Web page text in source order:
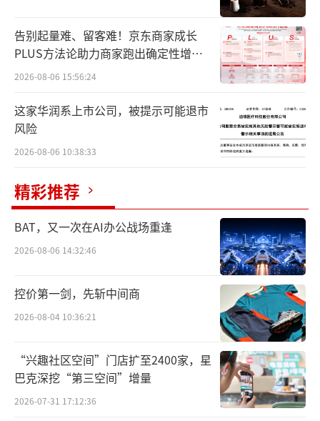
直在消化前两年的库存上花费了不小的功夫。2
024年，上汽集团全年累计批发销量达到401.3
万辆,终端交付量达到463.9万辆。而今年1-6
月，上汽集团整车批售205.3万辆，同比增长1
2.4%；上半年终端零售交付量更是高达220.7
万辆，位列行业第一。这意味着，可能在今年
三季度，上汽集团才真正将以往的历史包袱清
理干净，实现轻装上阵。
因此，今年的销量上来看，上汽在四季度
其实才进入了新周期。目前，上汽集团公布的
销量数据都是终端销售数据，而不是批发数
据。如果在渠道完成清理重塑之后，相信在202
6年的市场表现会更好一些。目前在重回第一的
路上，上汽与比亚迪之间的竞争仍然处于你追
我赶的状态之中。今年1-11月比亚迪的销量为4
182038辆，比上汽集团高出约8万辆，但在202
6年，上汽手中的牌很足。
告别起量难、留客难！京东商家成长
PLUS方法论助力商家跑出确定性增长
路径
2026-08-06 15:56:24
这家华润系上市公司，被提示可能退市
风险
2026-08-06 10:38:33
精彩推荐
BAT，又一次在AI办公战场重逢
2026-08-06 14:32:46
控价第一剑，先斩中间商
2026-08-04 10:36:21
“兴趣社区空间”门店扩至2400家，星
巴克深挖“第三空间”增量
2026-07-31 17:12:36